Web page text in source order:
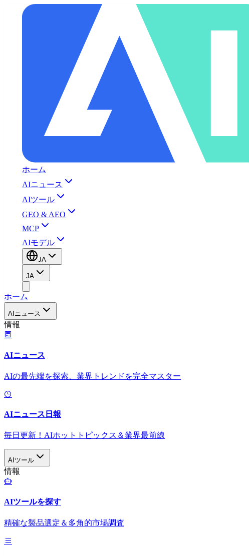
ホーム
AIニュース
AIツール
GEO & AEO
MCP
AIモデル
JA
JA
ホーム
AIニュース
情報
AIニュース
AIの最先端を探索、業界トレンドを完全マスター
AIニュース日報
毎日更新！AIホットトピックス＆業界最前線
AIツール
情報
AIツールを探す
精確な製品選定＆多角的市場調査